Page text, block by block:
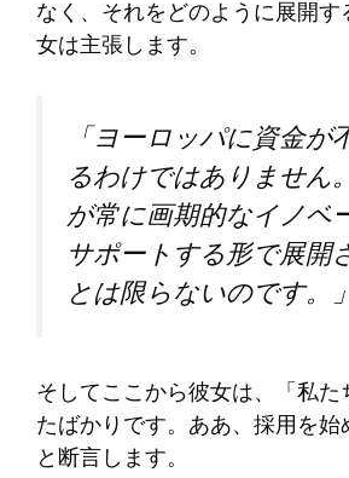
なく、それをどのように展開
女は主張します。
「ヨーロッパに資金が
るわけではありません
が常に画期的なイノベ
サポートする形で展開
とは限らないのです。」
そしてここから彼女は、「私
たばかりです。ああ、採用を始​​
と断言します。